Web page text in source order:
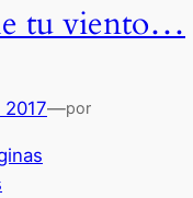
tu viento…
—por